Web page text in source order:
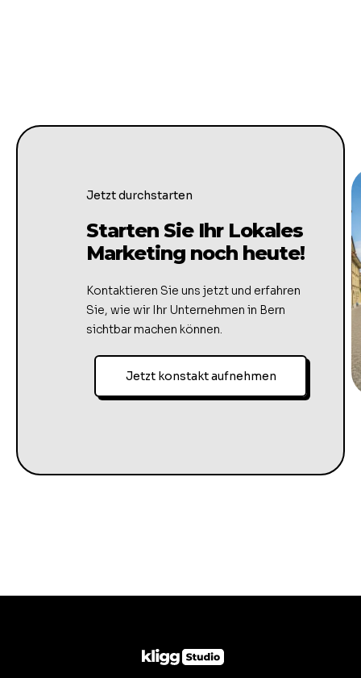
Jetzt durchstarten
Starten Sie Ihr Lokales
Marketing noch heute!
Kontaktieren Sie uns jetzt und erfahren
Sie, wie wir Ihr Unternehmen in Bern
sichtbar machen können.
Jetzt konstakt aufnehmen